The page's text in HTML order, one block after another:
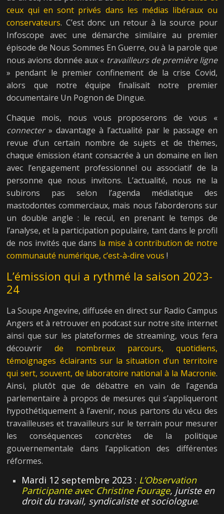
ceux qui en sont privés dans les médias libéraux ou
conservateurs. C’est donc un retour à la source pour
Infoscope avec une démarche similaire au premier
épisode de Nous Sommes En Guerre, ou à la parole que
nous avions donnée aux « travailleurs de première ligne
» pendant le premier confinement de la crise Covid,
alors que notre équipe finalisait notre premier
documentaire Un Pognon de Dingue.
Chaque mois, nous vous proposerons de vous «
connecter» davantage à l’actualité par le passage en
revue d’un certain nombre de sujets et de thèmes,
chaque émission étant consacrée à un domaine en lien
avec l’engagement professionnel ou associatif de la
personne que nous invitons. L’actualité, nous ne la
subirons pas selon l’agenda médiatique des
mastodontes commerciaux, mais nous l’aborderons sur
un double angle : le recul, en prenant le temps de
l’analyse, et la participation populaire, tant dans le profil
de nos invités que dans la mise à contribution de notre
communauté numérique, c’est-à-dire vous !
L’émission qui a rythmé la saison 2023-
24
La Soupe Angevine, diffusée en direct sur Radio Campus
Angers et à retrouver en podcast sur notre site internet
ainsi que sur les plateformes de streaming, vous fera
découvrirde nombreux parcours, quotidiens,
témoignages éclairants sur la situation d’un territoire
qui sert, souvent, de laboratoire national à la Macronie.
Ainsi, plutôt que de débattre en vain de l’agenda
parlementaire à propos de mesures qui s’appliqueront
hypothétiquement à l’avenir, nous partons du vécu des
travailleuses et travailleurs sur le terrain pour mesurer
les conséquences concrètes de la politique
gouvernementale dans l’application des différentes
réformes.
Mardi 12 septembre 2023 : L’Observation
Participante avec Christine Fourage, juriste en
droit du travail, syndicaliste et sociologue.